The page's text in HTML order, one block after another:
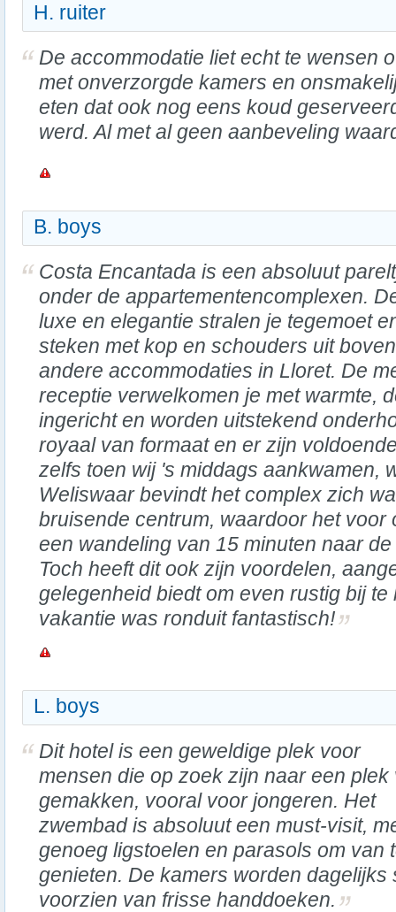
H. ruiter
De accommodatie liet echt te wensen
met onverzorgde kamers en
eten dat ook nog eens koud
werd. Al met al geen aanbeveling
B. boys
Costa Encantada is een absoluut
onder de appartementencomplexen.
luxe en elegantie stralen je tegemoet
steken met kop en schouders uit boven
andere accommodaties in Lloret. De
receptie verwelkomen je met warmte,
ingericht en worden uitstekend
royaal van formaat en er zijn
zelfs toen wij 's middags aankwamen,
Weliswaar bevindt het complex zich
bruisende centrum, waardoor het voor
een wandeling van 15 minuten naar
Toch heeft dit ook zijn voordelen,
gelegenheid biedt om even rustig bij
vakantie was ronduit fantastisch!
L. boys
Dit hotel is een geweldige plek voor
mensen die op zoek zijn naar een plek
gemakken, vooral voor jongeren. Het
zwembad is absoluut een must-visit,
genoeg ligstoelen en parasols om van
genieten. De kamers worden dagelijks
voorzien van frisse handdoeken.